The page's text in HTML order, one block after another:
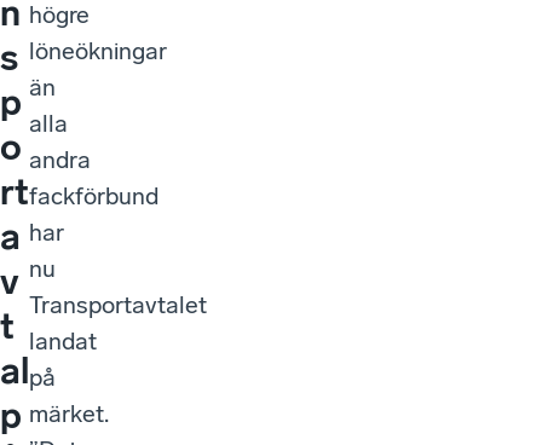
n
s
p
o
rt
a
v
t
al
p
högre
löneökningar
än
alla
andra
fackförbund
har
nu
Transportavtalet
landat
på
märket.